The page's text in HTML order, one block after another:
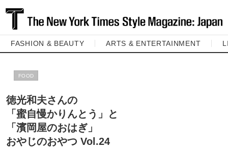
FASHION & BEAUTY ARTS & ENTERTAINMENT
FOOD
徳光和夫さんの
「蜜自慢かりんとう」と
「濱岡屋のおはぎ」
おやじのおやつ Vol.24